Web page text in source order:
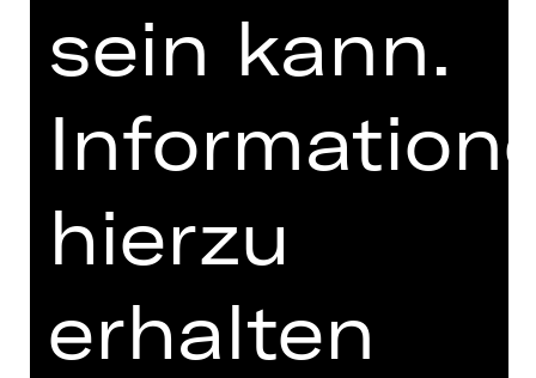
UNTERSTÜTZUNG
Opernfreunde
sein kann.
hierzu
erhalten